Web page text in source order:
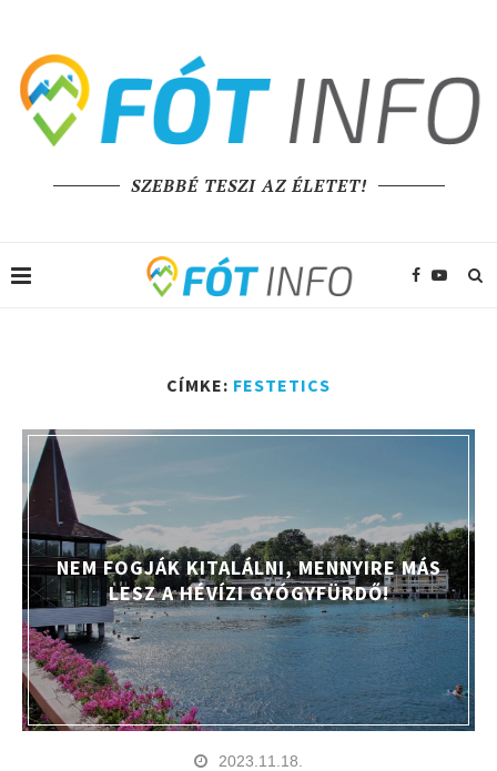
SZEBBÉ TESZI AZ ÉLETET!
CÍMKE: FESTETICS
NEM FOGJÁK KITALÁLNI, MENNYIRE MÁS
LESZ A HÉVÍZI GYÓGYFÜRDŐ!
2023.11.18.